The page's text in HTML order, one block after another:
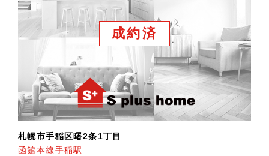
成約済
札幌市手稲区曙2条1丁目
函館本線手稲駅